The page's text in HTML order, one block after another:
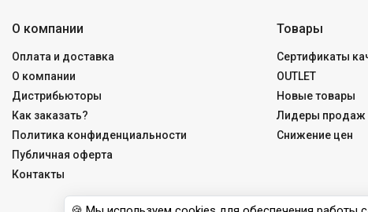
О компании
Оплата и доставка
О компании
Дистрибьюторы
Как заказать?
Политика конфиденциальности
Публичная оферта
Контакты
Товары
Сертификаты
OUTLET
Новые товары
Лидеры продаж
Снижение цен